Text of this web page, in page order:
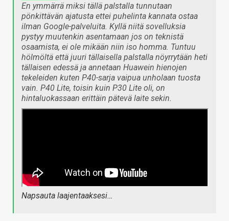
En ymmärrä miksi tällä palstalla tunnutaan
pönkittävän ajatusta ettei puhelinta kannata ostaa
ilman Google-palveluita. Kyllä niitä sovelluksia
pystyy muutenkin asentamaan jos on teknistä
osaamista, ei ole mikään niin iso homma. Tuntuu
hölmöltä että juuri tällaisella palstalla nöyrrytään heti
tällaisen edessä ja annetaan Huawein hienojen
tekeleiden kuten P40-sarja vaipua unholaan tuosta
vain. P40 Lite, toisin kuin P30 Lite oli, on
hintaluokassaan erittäin pätevä laite sekin.
Napsauta laajentaaksesi…